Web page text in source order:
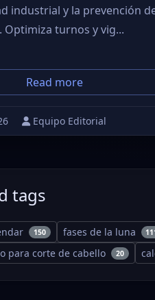
industrial y la prevención
Optimiza turnos y vig...
Read more
Equipo Editorial
tags
150 fases de la luna
para corte de cabello 20